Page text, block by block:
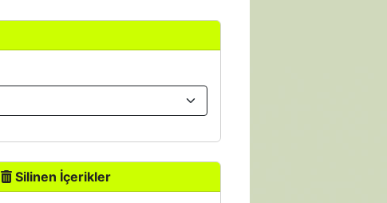
Silinen İçerikler